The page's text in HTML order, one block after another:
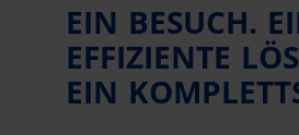
EIN BESUCH.
EFFIZIENTE
EIN